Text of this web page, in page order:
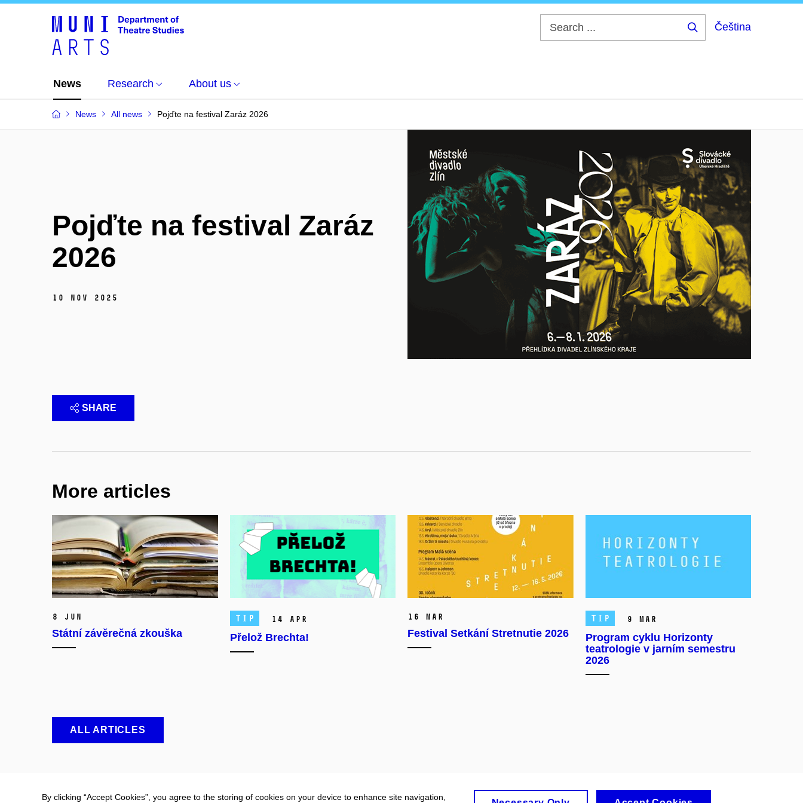
Čeština
News Research About us
News All news Pojďte na festival Zaráz 2026
Pojďte na festival Zaráz
2026
10 Nov 2025
SHARE
More articles
8 Jun
Státní závěrečná zkouška
TIP 14 Apr
Přelož Brechta!
16 Mar
Festival Setkání Stretnutie 2026
TIP 9 Mar
Program cyklu Horizonty
teatrologie v jarním semestru
2026
ALL ARTICLES
By clicking “Accept Cookies”, you agree to the storing of cookies on your device to enhance site navigation,